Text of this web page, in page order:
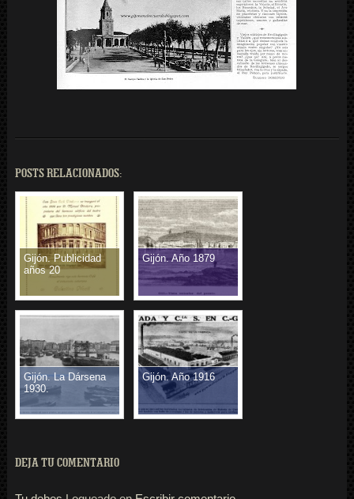
POSTS RELACIONADOS:
Gijón. Publicidad
años 20
Gijón. Año 1879
Gijón. La Dársena
1930.
Gijón. Año 1916
DEJA TU COMENTARIO